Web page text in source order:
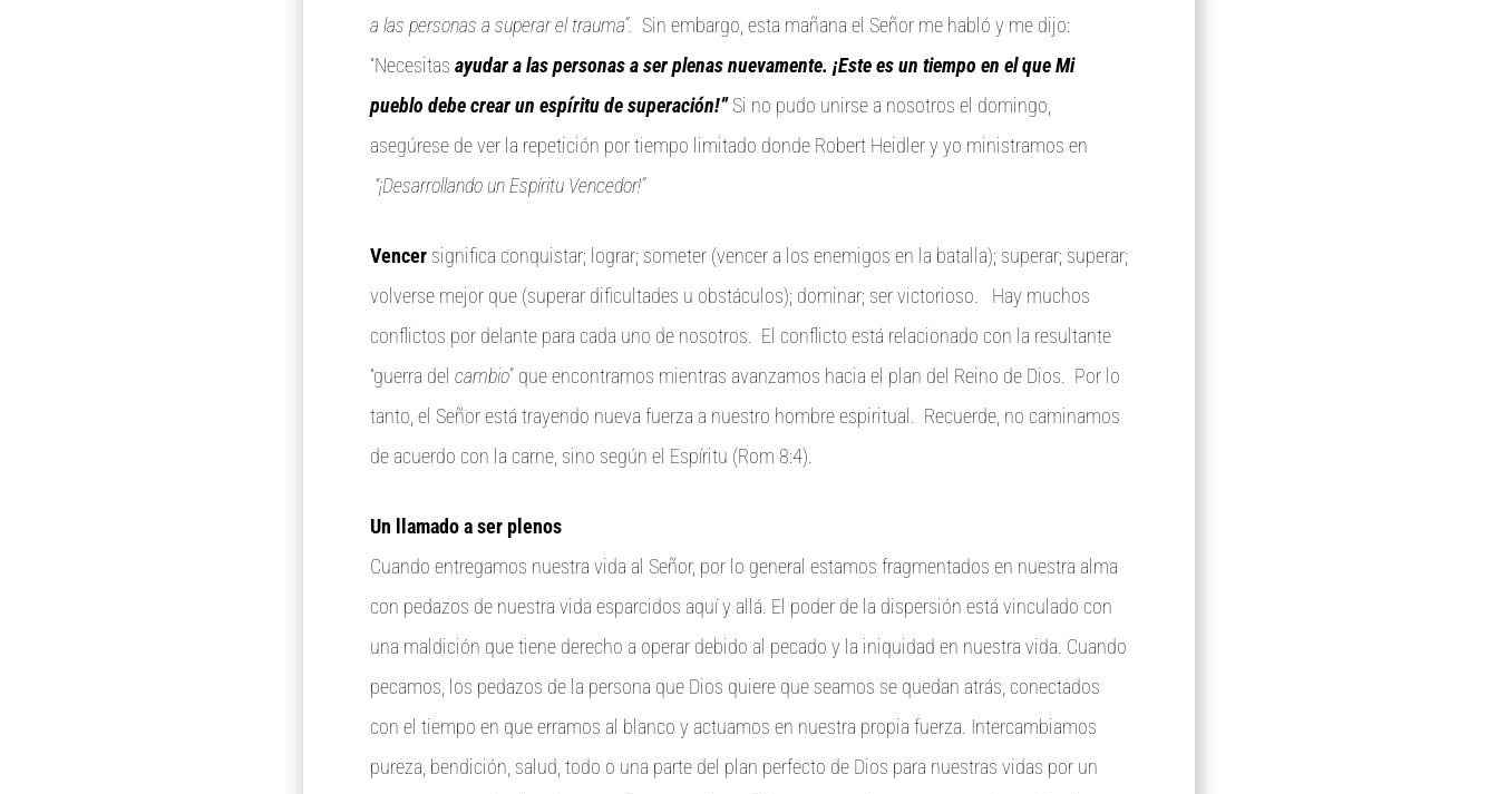
a las personas a superar el trauma”. Sin embargo, esta mañana el Señor me habló y me dijo:
“Necesitas ayudar a las personas a ser plenas nuevamente. ¡Este es un tiempo en el que Mi
pueblo debe crear un espíritu de superación!”Si no pudo unirse a nosotros el domingo,
asegúrese de ver la repetición por tiempo limitado donde Robert Heidler y yo ministramos en
“¡Desarrollando un Espíritu Vencedor!”
Vencer significa conquistar; lograr; someter (vencer a los enemigos en la batalla); superar; superar;
volverse mejor que (superar dificultades u obstáculos); dominar; ser victorioso. Hay muchos
conflictos por delante para cada uno de nosotros. El conflicto está relacionado con la resultante
“guerra del cambio” que encontramos mientras avanzamos hacia el plan del Reino de Dios. Por lo
tanto, el Señor está trayendo nueva fuerza a nuestro hombre espiritual. Recuerde, no caminamos
de acuerdo con la carne, sino según el Espíritu (Rom 8:4).
Un llamado a ser plenos
Cuando entregamos nuestra vida al Señor, por lo general estamos fragmentados en nuestra alma
con pedazos de nuestra vida esparcidos aquí y allá. El poder de la dispersión está vinculado con
una maldición que tiene derecho a operar debido al pecado y la iniquidad en nuestra vida. Cuando
pecamos, los pedazos de la persona que Dios quiere que seamos se quedan atrás, conectados
con el tiempo en que erramos al blanco y actuamos en nuestra propia fuerza. Intercambiamos
pureza, bendición, salud, todo o una parte del plan perfecto de Dios para nuestras vidas por un